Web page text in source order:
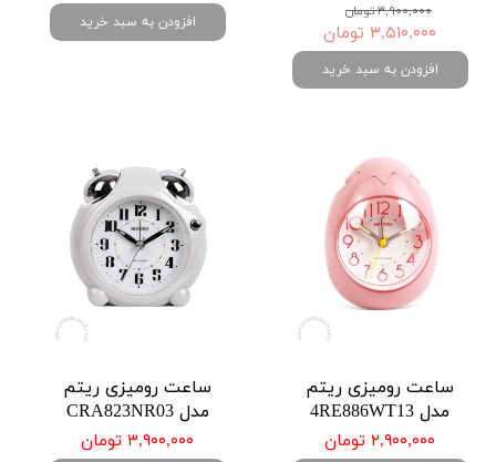
۳,۹۰۰,۰۰۰ تومان
۳,۵۱۰,۰۰۰ تومان
افزودن به سبد خرید
افزودن به سبد خرید
ساعت رومیزی ریتم
مدل 4RE886WT13
۲,۹۰۰,۰۰۰ تومان
ساعت رومیزی ریتم
مدل CRA823NR03
۳,۹۰۰,۰۰۰ تومان